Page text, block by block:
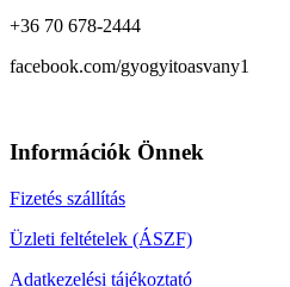
+36 70 678-2444
facebook.com/gyogyitoasvany1
Információk Önnek
Fizetés szállítás
Üzleti feltételek (ÁSZF)
Adatkezelési tájékoztató